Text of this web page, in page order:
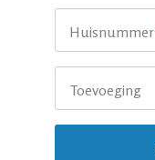
Huisnummer
Toevoeging